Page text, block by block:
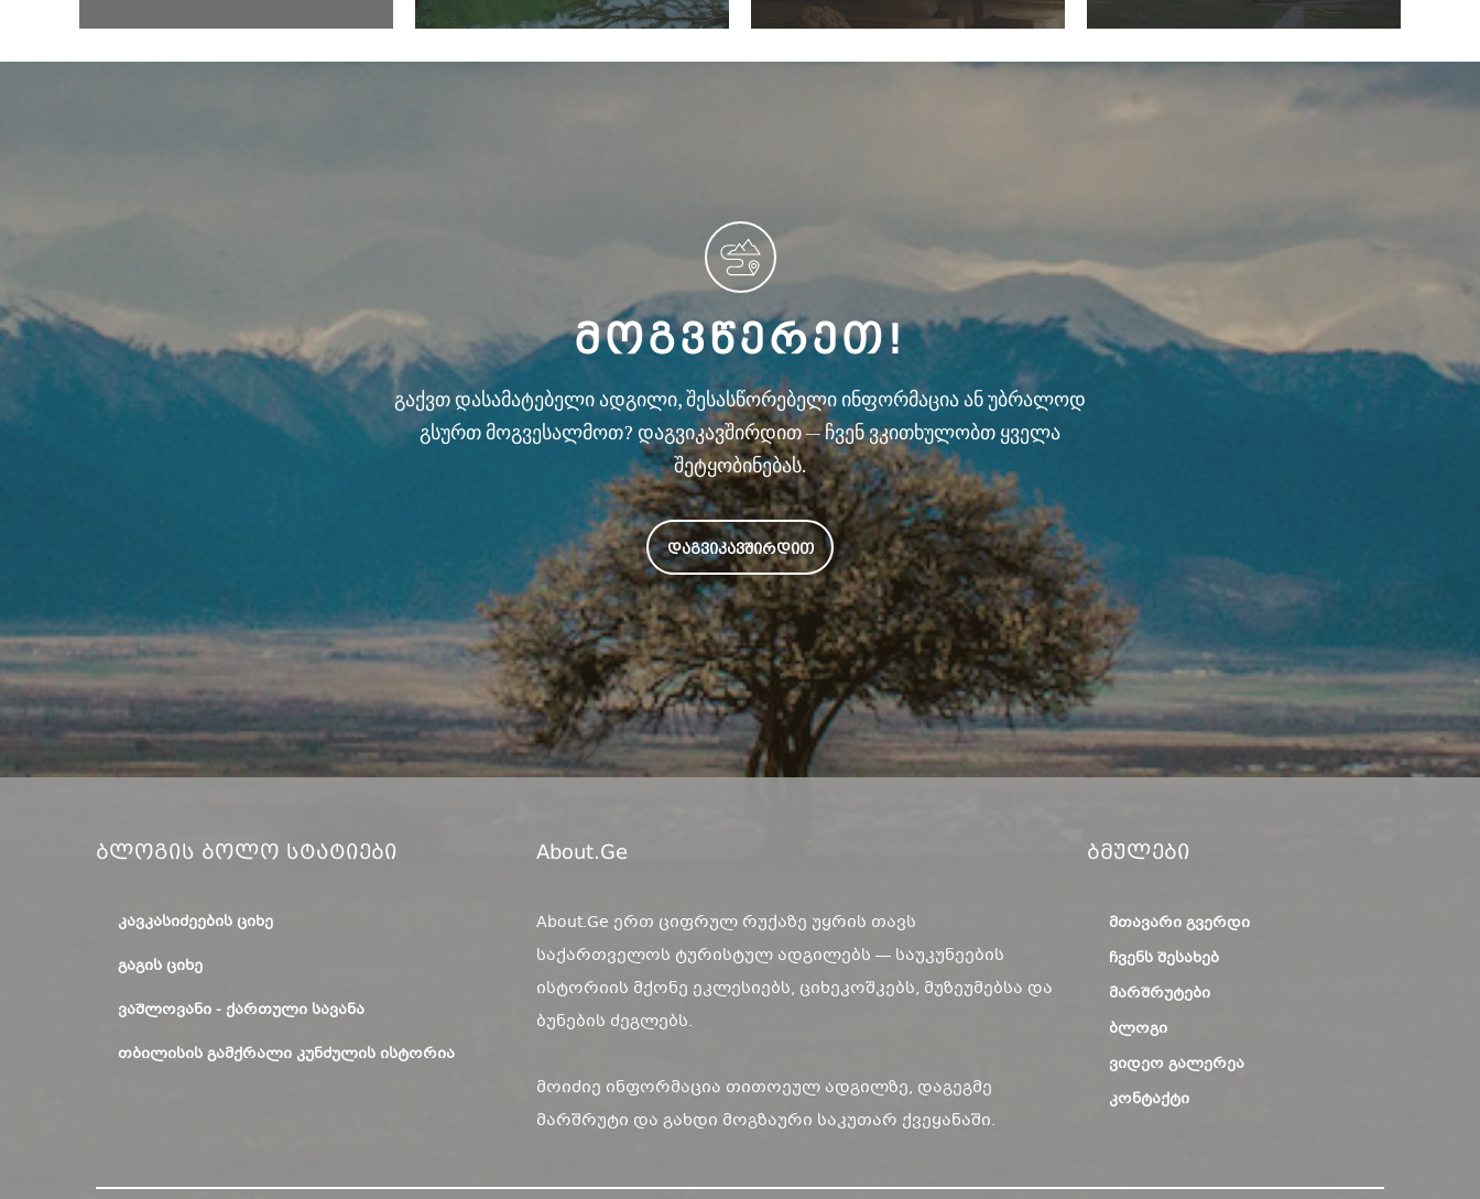
ᲛᲝᲒᲕᲬᲔᲠᲔᲗ!
გაქვთ დასამატებელი ადგილი, შესასწორებელი ინფორმაცია ან უბრალოდ
გსურთ მოგვესალმოთ? დაგვიკავშირდით — ჩვენ ვკითხულობთ ყველა
შეტყობინებას.
ᲓᲐᲒᲕᲘᲙᲐᲕᲨᲘᲠᲓᲘᲗ
Ბლოგის Ბოლო Სტატიები
ᲙᲐᲕᲙᲐᲡᲘᲫᲔᲔᲑᲘᲡ ᲪᲘᲮᲔ
ᲒᲐᲒᲘᲡ ᲪᲘᲮᲔ
ᲕᲐᲨᲚᲝᲕᲐᲜᲘ - ᲥᲐᲠᲗᲣᲚᲘ ᲡᲐᲕᲐᲜᲐ
ᲗᲑᲘᲚᲘᲡᲘᲡ ᲒᲐᲛᲥᲠᲐᲚᲘ ᲙᲣᲜᲫᲣᲚᲘᲡ ᲘᲡᲢᲝᲠᲘᲐ
About.ge
About.Ge ერთ ციფრულ რუქაზე უყრის თავს
საქართველოს ტურისტულ ადგილებს — საუკუნეების
ისტორიის მქონე ეკლესიებს, ციხეკოშკებს, მუზეუმებსა და
ბუნების ძეგლებს.
მოიძიე ინფორმაცია თითოეულ ადგილზე, დაგეგმე
მარშრუტი და გახდი მოგზაური საკუთარ ქვეყანაში.
Ბმულები
ᲛᲗᲐᲕᲐᲠᲘ ᲒᲕᲔᲠᲓᲘ
ᲩᲕᲔᲜᲡ ᲨᲔᲡᲐᲮᲔᲑ
ᲛᲐᲠᲨᲠᲣᲢᲔᲑᲘ
ᲑᲚᲝᲒᲘ
ᲕᲘᲓᲔᲝ ᲒᲐᲚᲔᲠᲔᲐ
ᲙᲝᲜᲢᲐᲥᲢᲘ